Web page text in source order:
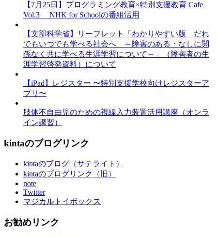
【7月25日】プログラミング教育×特別支援教育 Cafe
Vol.3 NHK for Schoolの番組活用
【文部科学省】リーフレット「わかりやすい版 だれ
でもいつでも学べる社会へ ～障害のある・なしに関
係なく共に学べる生涯学習について～」（障害者の生
涯学習啓発資料）について
【iPad】レジスター 〜特別支援学校向けレジスターア
プリ〜
肢体不自由児のための視線入力装置活用講座（オンラ
イン講習）
kintaのブログリンク
kintaのブログ（サテライト）
kintaのブログリンク（旧）
note
Twitter
マジカルトイボックス
お勧めリンク